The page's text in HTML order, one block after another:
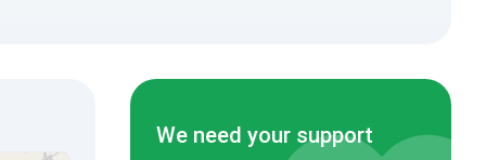
We need your support